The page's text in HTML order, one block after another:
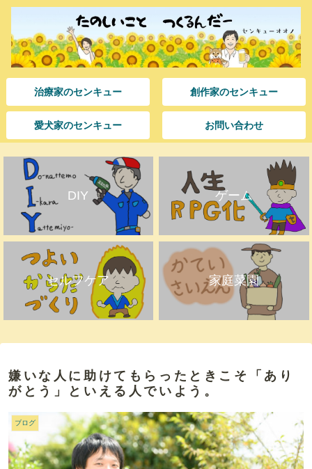
治療家のセンキュー 創作家のセンキュー
愛犬家のセンキュー お問い合わせ
DIY ゲーム
セルフケア 家庭菜園
嫌いな人に助けてもらったときこそ「あり
がとう」といえる人でいよう。
ブログ